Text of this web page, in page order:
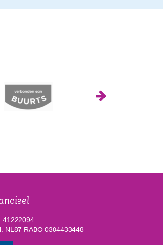
41222094
NL87 RABO 0384433448